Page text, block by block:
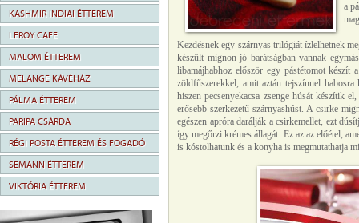
KASHMIR INDIAI ÉTTEREM
LEROY CAFE
MALOM ÉTTEREM
MELANGE KÁVÉHÁZ
PÁLMA ÉTTEREM
PARIPA CSÁRDA
RÉGI POSTA ÉTTEREM ÉS FOGADÓ
SEMANN ÉTTEREM
VIKTÓRIA ÉTTEREM
a
Kezdésnek egy szárnyas trilógiát ízlelhetnek
készült mignon jó barátságban vannak
libamájhabhoz először egy pástétomot
zöldfűszerekkel, amit aztán tejszínnel
hiszen pecsenyekacsa zsenge húsát készítik
erősebb szerkezetű szárnyashúst. A csirke
egészen apróra darálják a csirkemellet, ezt
így megőrzi krémes állagát. Ez az az előétel,
is kóstolhatunk és a konyha is megmutathatja